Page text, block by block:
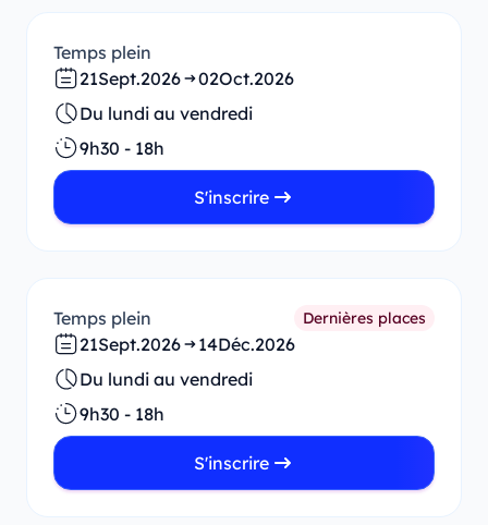
Temps plein
21Sept.2026 02Oct.2026
Du lundi au vendredi
9h30 - 18h
S'inscrire
Temps plein Dernières places
21Sept.2026 14Déc.2026
Du lundi au vendredi
9h30 - 18h
S'inscrire